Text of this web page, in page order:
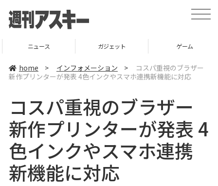
t
o
v
n
ニュース ガジェット ゲーム
home > インフォメーション >
コスパ重視のブラザー
新作プリンターが発表 4色インクやスマホ連携新機能に対応
コスパ重視のブラザー
新作プリンターが発表 4
色インクやスマホ連携
新機能に対応